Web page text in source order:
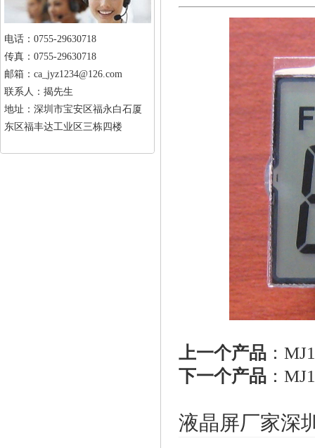
上一个产品 ：
下一个产品 ：
液晶屏厂家深
电话：0755-29630718
传真：0755-29630718
邮箱：ca_jyz1234@126.com
联系人：揭先生
地址：深圳市宝安区福永白石厦
东区福丰达工业区三栋四楼